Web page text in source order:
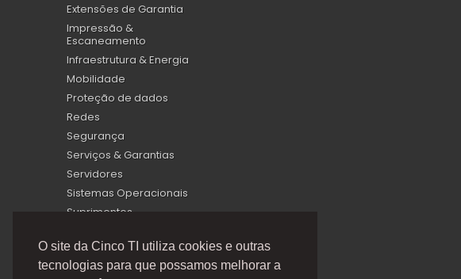
O site da Cinco TI utiliza cookies e outras
tecnologias para que possamos melhorar a
Extensões de Garantia
Impressão &
Escaneamento
Infraestrutura & Energia
Mobilidade
Proteção de dados
Redes
Segurança
Serviços & Garantias
Servidores
Sistemas Operacionais
Suprimentos